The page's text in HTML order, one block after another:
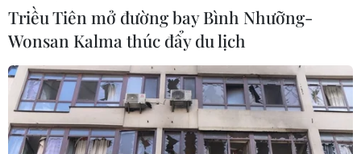
Điều kiện sinh hoạt khó khăn khiến nhiều lái xe phải tìm phương
án khác cho các mặt hàng hoa quả xuất khẩu (Ảnh: Việt
Anh/Vietnam+)
Triều Tiên mở đường bay Bình Nhưỡng-
Wonsan Kalma thúc đẩy du lịch